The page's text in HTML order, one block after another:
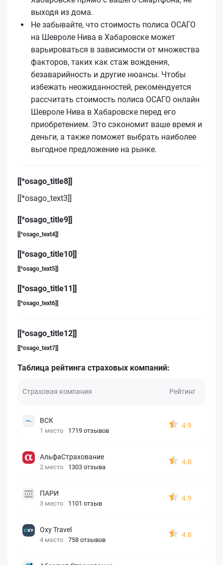
выходя из дома.
Не забывайте, что стоимость полиса ОСАГО
на Шевроле Нива в Хабаровске может
варьироваться в зависимости от множества
факторов, таких как стаж вождения,
безаварийность и другие нюансы. Чтобы
избежать неожиданностей, рекомендуется
рассчитать стоимость полиса ОСАГО онлайн
Шевроле Нива в Хабаровске перед его
приобретением. Это сэкономит ваше время и
деньги, а также поможет выбрать наиболее
выгодное предложение на рынке.
[[*osago_title8]]
[[*osago_text3]]
[[*osago_title9]]
[[*osago_text4]]
[[*osago_title10]]
[[*osago_text5]]
[[*osago_title11]]
[[*osago_text6]]
[[*osago_title12]]
[[*osago_text7]]
Таблица рейтинга страховых компаний:
Страховая компания Рейтинг
ВСК
1 место 1719 отзывов
4.9
АльфаСтрахование
2 место 1303 отзыва
4.8
ПАРИ
3 место 1101 отзыв
4.9
Oxy Travel
4 место 758 отзывов
4.8